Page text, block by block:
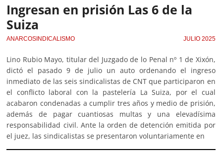
Ingresan en prisión Las 6 de la
Suiza
ANARCOSINDICALISMO JULIO 2025
Lino Rubio Mayo, titular del Juzgado de lo Penal nº 1 de Xixón,
dictó el pasado 9 de julio un auto ordenando el ingreso
inmediato de las seis sindicalistas de CNT que participaron en
el conflicto laboral con la pastelería La Suiza, por el cual
acabaron condenadas a cumplir tres años y medio de prisión,
además de pagar cuantiosas multas y una elevadísima
responsabilidad civil. Ante la orden de detención emitida por
el juez, las sindicalistas se presentaron voluntariamente en